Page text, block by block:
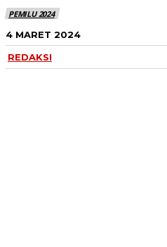
PEMILU 2024
4 MARET 2024
REDAKSI